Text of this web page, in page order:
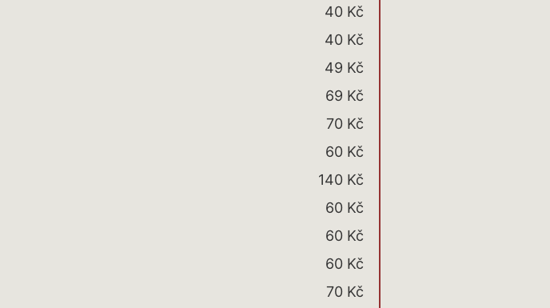
40 Kč
40 Kč
49 Kč
69 Kč
70 Kč
60 Kč
140 Kč
60 Kč
60 Kč
60 Kč
70 Kč